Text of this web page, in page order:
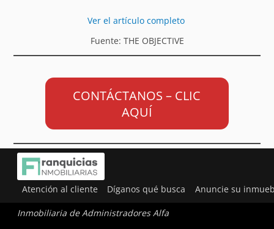
Ver el artículo completo
Fuente: THE OBJECTIVE
CONTÁCTANOS – CLIC
AQUÍ
Atención al cliente Díganos qué busca Anuncie su
Inmobiliaria de Administradores Alfa